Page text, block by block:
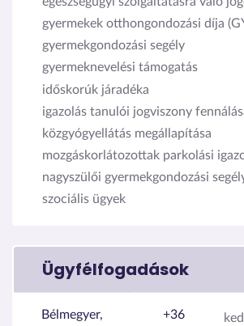
gyermekek otthongondozási díja
gyermekgondozási segély
gyermeknevelési támogatás
időskorúk járadéka
igazolás tanulói jogviszony
közgyógyellátás megállapítása
mozgáskorlátozottak parkolási
nagyszülői gyermekgondozási
szociális ügyek
Ügyfélfogadások
Bélmegyer,
+36